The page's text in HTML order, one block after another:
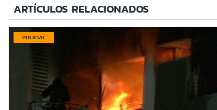
ARTÍCULOS RELACIONADOS
POLICIAL